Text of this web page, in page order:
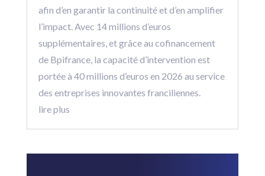
afin d’en garantir la continuité et d’en amplifier
l’impact. Avec 14 millions d’euros
supplémentaires, et grâce au cofinancement
de Bpifrance, la capacité d’intervention est
portée à 40 millions d’euros en 2026 au service
des entreprises innovantes franciliennes.
lire plus